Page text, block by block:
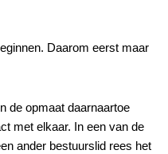
Daarom eerst maar
de opmaat daarnaartoe
met elkaar. In een van de
ander bestuurslid rees het